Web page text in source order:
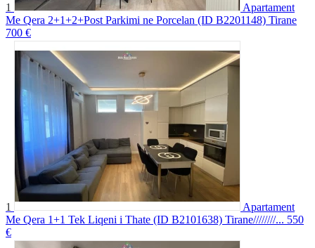
1
Apartament
Me Qera 2+1+2+Post Parkimi ne Porcelan (ID B2201148) Tirane
700 €
1
Apartament
Me Qera 1+1 Tek Liqeni i Thate (ID B2101638) Tirane////////... 550
€